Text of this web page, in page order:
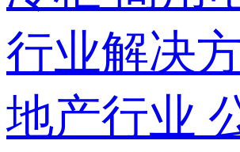
行业解决
地产行业